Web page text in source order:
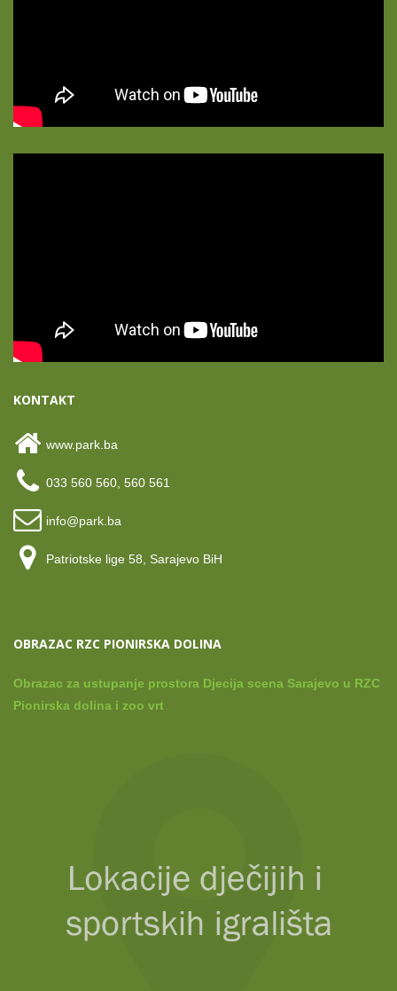
KONTAKT
www.park.ba
033 560 560, 560 561
info@park.ba
Patriotske lige 58, Sarajevo BiH
OBRAZAC RZC PIONIRSKA DOLINA
Obrazac za ustupanje prostora Djecija scena Sarajevo u RZC
Pionirska dolina i zoo vrt